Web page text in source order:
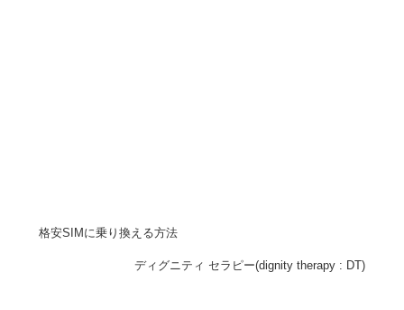
格安SIMに乗り換える方法
ディグニティ セラピー(dignity therapy : DT)